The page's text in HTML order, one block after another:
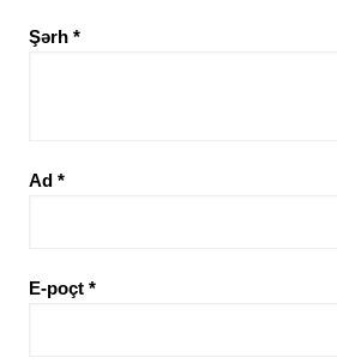
Şərh *
Ad *
E-poçt *